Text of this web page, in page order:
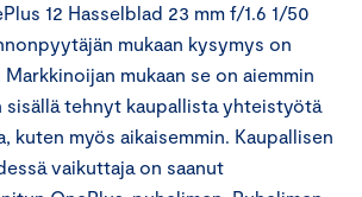
12 Hasselblad 23 mm f/1.6 1/50
mukaan kysymys on
mukaan se on aiemmin
sisällä tehnyt kaupallista yhteistyötä
kuten myös aikaisemmin. Kaupallisen
vaikuttaja on saanut